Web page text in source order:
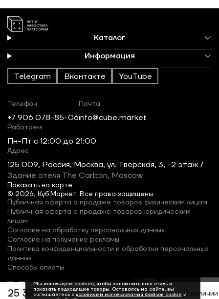
25 375 ₽ В наличии
Каталог
Информация
Telegram Вконтакте YouTube
© 2026, Куб.Маркет. Все права защищены.
Телефон
+7 906 078-85-06
Почта
info@cube.market
Работаем
Пн-Пт c 12:00 до 21:00
Адрес
125 009, Россия, Москва, ул. Тверская, 3, -2 этаж /
Здание отеля The Carlton, Moscow
Показать на карте
Публичная оферта о продаже товаров физическим лицам
Публичная оферта о продаже товаров юридическим
лицам
Согласие на обработку персональных данных
Согласие на получение рекламы
Политика конфиденциальности и обработки персональных
данных
Способы оплаты
Мы используем cookies, чтобы запомнить ваш стиль и
показать подходящие товары. Оставаясь на сайте, вы
соглашаетесь с условиями использования файлов cookie и